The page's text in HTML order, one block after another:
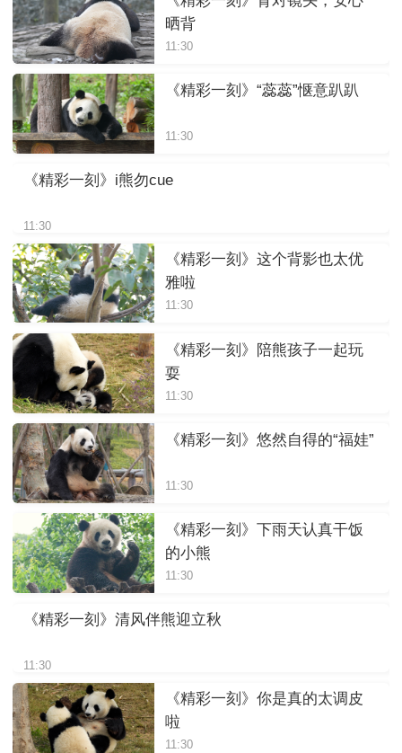
晒背
11:30
《精彩一刻》“蕊蕊”惬意趴趴
11:30
《精彩一刻》i熊勿cue
11:30
《精彩一刻》这个背影也太优
雅啦
11:30
《精彩一刻》陪熊孩子一起玩
耍
11:30
《精彩一刻》悠然自得的“福娃”
11:30
《精彩一刻》下雨天认真干饭
的小熊
11:30
《精彩一刻》清风伴熊迎立秋
11:30
《精彩一刻》你是真的太调皮
啦
11:30